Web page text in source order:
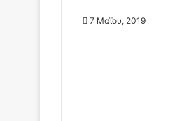
7 Μαΐου, 2019